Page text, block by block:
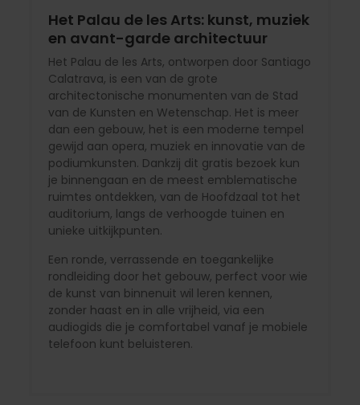
Het Palau de les Arts: kunst, muziek
en avant-garde architectuur
Het Palau de les Arts, ontworpen door Santiago
Calatrava, is een van de grote
architectonische monumenten van de Stad
van de Kunsten en Wetenschap. Het is meer
dan een gebouw, het is een moderne tempel
gewijd aan opera, muziek en innovatie van de
podiumkunsten. Dankzij dit gratis bezoek kun
je binnengaan en de meest emblematische
ruimtes ontdekken, van de Hoofdzaal tot het
auditorium, langs de verhoogde tuinen en
unieke uitkijkpunten.
Een ronde, verrassende en toegankelijke
rondleiding door het gebouw, perfect voor wie
de kunst van binnenuit wil leren kennen,
zonder haast en in alle vrijheid, via een
audiogids die je comfortabel vanaf je mobiele
telefoon kunt beluisteren.